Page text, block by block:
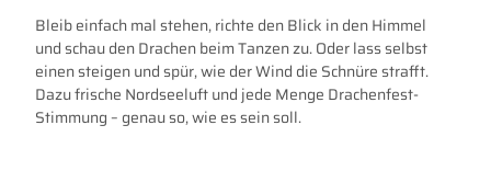
Bleib einfach mal stehen, richte den Blick in den Himmel
und schau den Drachen beim Tanzen zu. Oder lass selbst
einen steigen und spür, wie der Wind die Schnüre strafft.
Dazu frische Nordseeluft und jede Menge Drachenfest-
Stimmung – genau so, wie es sein soll.